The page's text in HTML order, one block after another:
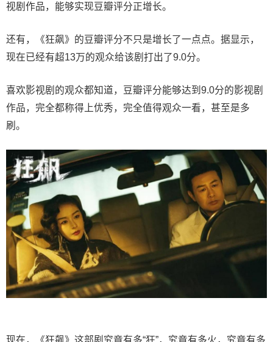
视剧作品，能够实现豆瓣评分正增长。
还有，《狂飙》的豆瓣评分不只是增长了一点点。据显示，
现在已经有超13万的观众给该剧打出了9.0分。
喜欢影视剧的观众都知道，豆瓣评分能够达到9.0分的影视剧
作品，完全都称得上优秀，完全值得观众一看，甚至是多
刷。
现在，《狂飙》这部剧究竟有多“狂”，究竟有多火，究竟有多